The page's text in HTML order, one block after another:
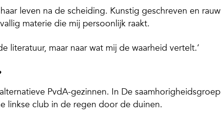
leven na de scheiding. Kunstig geschreven en rauw
materie die mij persoonlijk raakt.
literatuur, maar naar wat mij de waarheid vertelt.’
PvdA-gezinnen. In De saamhorigheidsgroep
linkse club in de regen door de duinen.